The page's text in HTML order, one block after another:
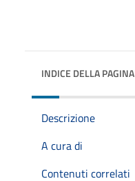
INDICE DELLA PAGINA
Descrizione
A cura di
Contenuti correlati